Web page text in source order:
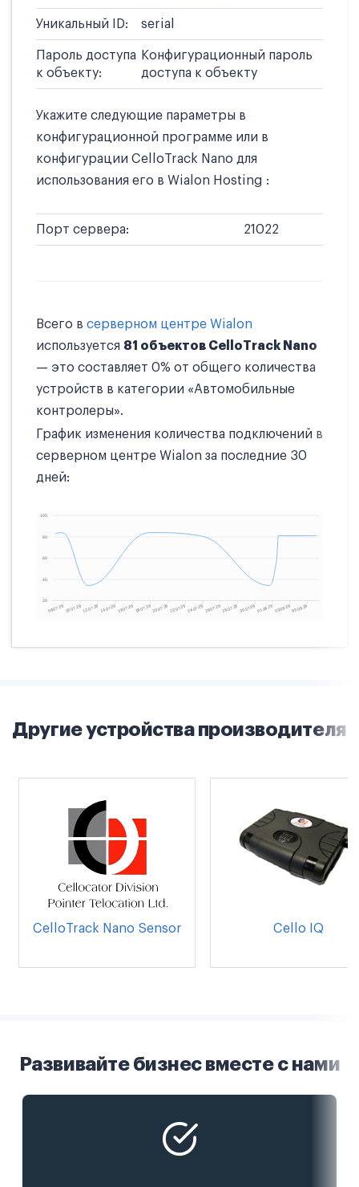
Уникальный ID: serial
Пароль доступа
к объекту:
Конфигурационный пароль
доступа к объекту
Укажите следующие параметры в
конфигурационной программе или в
конфигурации CelloTrack Nano для
использования его в Wialon Hosting :
Порт сервера: 21022
Всего в серверном центре Wialon
используется 81 объектов CelloTrack Nano
— это составляет 0% от общего количества
устройств в категории «Автомобильные
контролеры».
График изменения количества подключений в
серверном центре Wialon за последние 30
дней:
Другие устройства производителя
CelloTrack Nano Sensor Cello IQ
Развивайте бизнес вместе с нами